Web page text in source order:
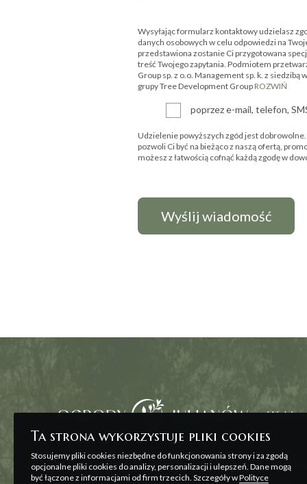
Wysyłając formularz kontaktowy udzielasz
danych osobowych w celu odpowiedzi na
przedstawiona zostanie Ci przygotowana
treść Twojego zapytania. Podmiotem
Group sp. z o.o. Management sp. k. z siedzibą
grupy Tree Development Group ROZWIŃ
poprzez e-mail, telefon,
Udzielenie powyższych zgód jest
pozwoli Ci być na bieżąco z naszą ofertą,
możesz z łatwością cofnąć każdą zgodę w
Wszelkie prezentowane na stronie materiały
Ta strona wykorzystuje pliki cookies
Stosujemy pliki cookies niezbędne do funkcjonowania strony i za zgodą
opcjonalne pliki cookies do analizy, personalizacji i ulepszeń. Dane mogą
być łączone z informacjami od firm trzecich. Szczegóły wPolityce